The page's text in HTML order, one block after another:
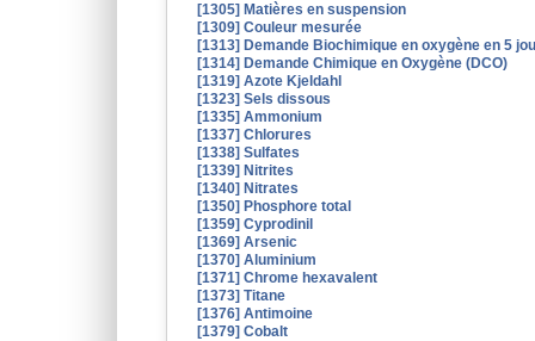
[1305] Matières en suspension
[1309] Couleur mesurée
[1313] Demande Biochimique en oxygène en 5
[1314] Demande Chimique en Oxygène (DCO)
[1319] Azote Kjeldahl
[1323] Sels dissous
[1335] Ammonium
[1337] Chlorures
[1338] Sulfates
[1339] Nitrites
[1340] Nitrates
[1350] Phosphore total
[1359] Cyprodinil
[1369] Arsenic
[1370] Aluminium
[1371] Chrome hexavalent
[1373] Titane
[1376] Antimoine
[1379] Cobalt